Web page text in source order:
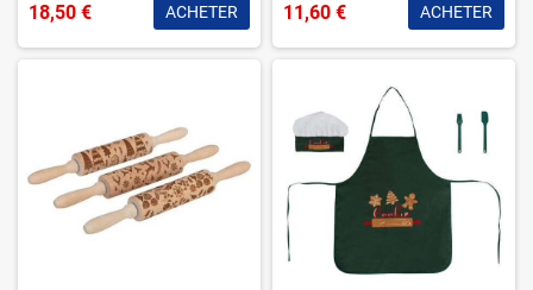
18,50 € ACHETER 11,60 € ACHETER